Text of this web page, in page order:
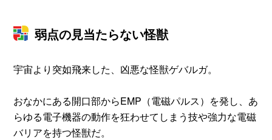
弱点の見当たらない怪獣
宇宙より突如飛来した、凶悪な怪獣ゲバルガ。
おなかにある開口部からEMP（電磁パルス）を発し、あ
らゆる電子機器の動作を狂わせてしまう技や強力な電磁
バリアを持つ怪獣だ。